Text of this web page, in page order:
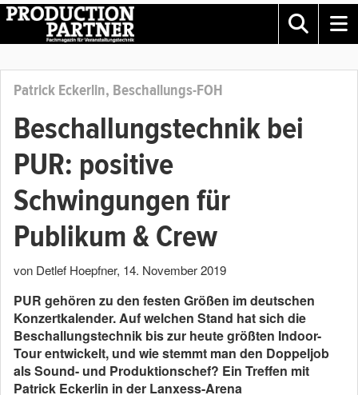
Patrick Eckerlin, Beschallungs-FOH
Beschallungstechnik bei
PUR: positive
Schwingungen für
Publikum & Crew
von Detlef Hoepfner, 14. November 2019
PUR gehören zu den festen Größen im deutschen
Konzertkalender. Auf welchen Stand hat sich die
Beschallungstechnik bis zur heute größten Indoor-
Tour entwickelt, und wie stemmt man den Doppeljob
als Sound- und Produktionschef? Ein Treffen mit
Patrick Eckerlin in der Lanxess-Arena